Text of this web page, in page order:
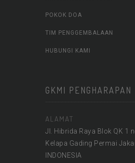
POKOK DOA
TIM PENGGEMBALAAN
HUBUNGI KAMI
GKMI PENGHARAPAN
ALAMAT
Jl. Hibrida Raya Blok QK 1
Kelapa Gading Permai
INDONESIA